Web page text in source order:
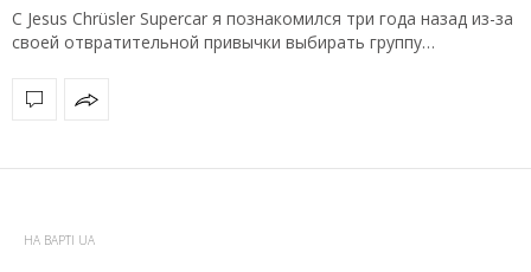
С Jesus Chrüsler Supercar я познакомился три года назад из-за
своей отвратительной привычки выбирать группу…
НА ВАРТІ UA